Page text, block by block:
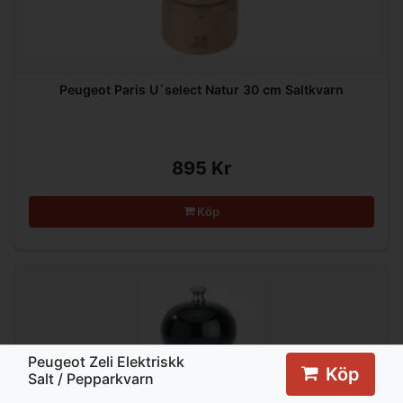
Peugeot Paris U´select Natur 30 cm Saltkvarn
895 Kr
Köp
Peugeot Zeli Elektriskk
Salt / Pepparkvarn
Köp